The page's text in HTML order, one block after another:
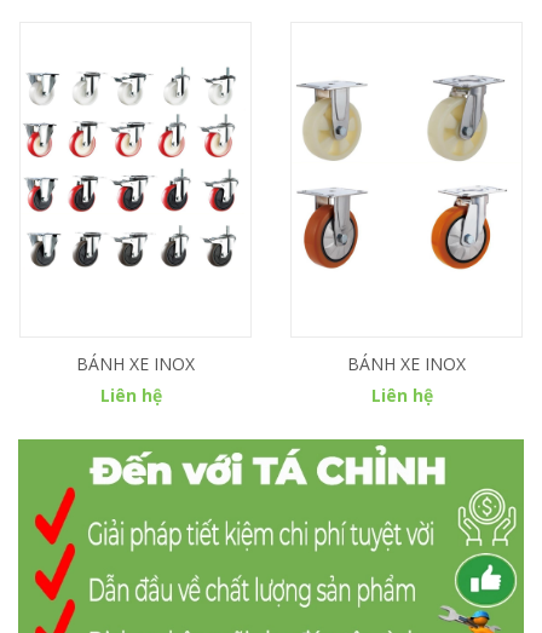
BÁNH XE INOX
Liên hệ
BÁNH XE INOX
Liên hệ